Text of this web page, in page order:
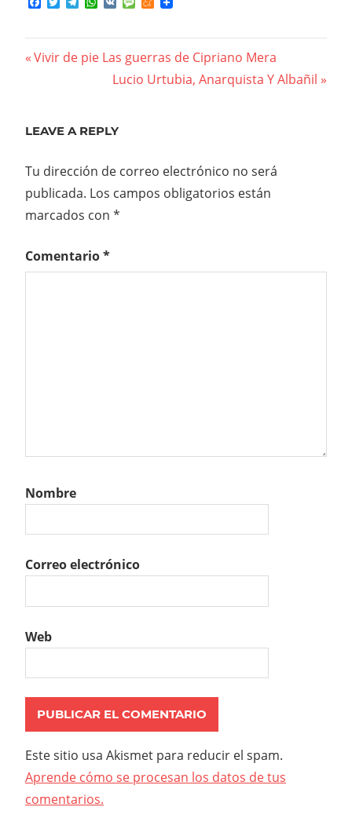
Navegación
entradas
Previous
Vivir de pie Las guerras de Cipriano Mera
Next
Lucio Urtubia, Anarquista Y Albañil
LEAVE A REPLY
Tu dirección de correo electrónico no será
publicada. Los campos obligatorios están
marcados con *
Comentario*
Nombre
Correo electrónico
Web
Este sitio usa Akismet para reducir el spam.
Aprende cómo se procesan los datos de tus
comentarios.